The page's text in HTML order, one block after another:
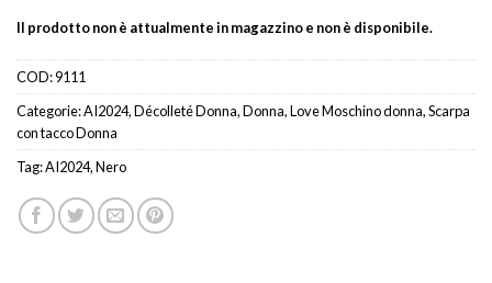
Il prodotto non è attualmente in magazzino e non è disponibile.
COD:9111
Categorie:AI2024,Décolleté Donna,Donna,Love Moschino donna,Scarpa
con tacco Donna
Tag:AI2024,Nero